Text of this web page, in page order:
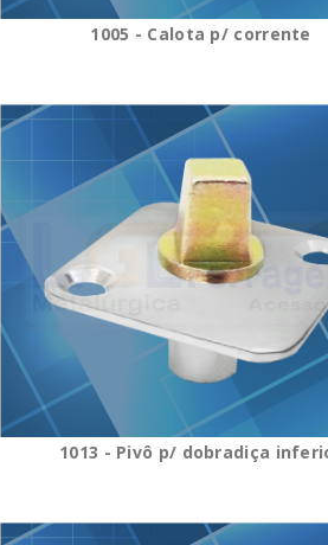
1005 - Calota p/ corrente
1013 - Pivô p/ dobradiça